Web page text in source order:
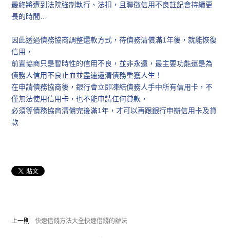
最終將遭到法院強制執行、法扣，且聯徵信用不良註記會持續更
長的時間…
因此透過債務協商調整還款方式，待債務清償滿1年後，就能恢復
信用，
前置協商只是暫時性的信用不良，並非永遠，最主要功能還是為
債務人信用不良止血並盡速還清債務重獲人生！
在申請債務協商後，銀行會立即凍結債務人手中所有信用卡，不
僅無法使用信用卡，也不能申請任何貸款，
必須等債務協商清償完後滿1年，才可以再跟銀行申辦信用卡及貸
款
上一則 快速借錢方法大全快速借錢的辦法